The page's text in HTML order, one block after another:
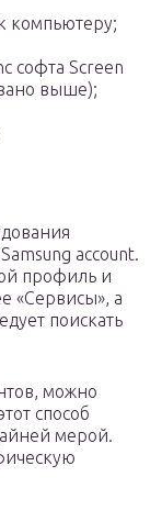
компьютеру;
софта Screen
выше);
account.
профиль и
«Сервисы», а
поискать
можно
способ
мерой.